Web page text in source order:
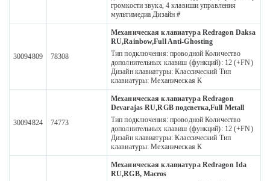
громкости звука, 4 клавиши управления
мультимедиа Дизайн #
30094809 78308
Механическая клавиатура Redragon Daksa
RU,Rainbow,Full Anti-Ghosting
Тип подключения: проводной Количество
дополнительных клавиш (функций): 12 (+FN)
Дизайн клавиатуры: Классический Тип
клавиатуры: Механическая К
30094824 74773
Механическая клавиатура Redragon
Devarajas RU,RGB подсветка,Full Metall
Тип подключения: проводной Количество
дополнительных клавиш (функций): 12 (+FN)
Дизайн клавиатуры: Классический Тип
клавиатуры: Механическая К
Механическая клавиатура Redragon Ida
RU,RGB, Macros